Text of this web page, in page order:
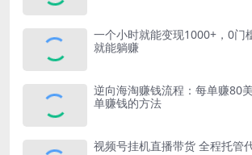
一个小时就能变现1000+，0门
就能躺赚
逆向海淘赚钱流程：每单赚80
单赚钱的方法
视频号挂机直播带货 全程托管